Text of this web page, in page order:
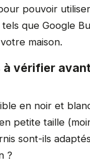
pouvoir
que Google
maison.
à vérifier
en noir et
petite taille
sont-ils
?